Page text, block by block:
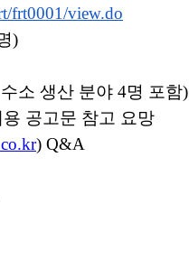
frt0001/view.do
)
소 생산 분야 4명 포함)
공고문 참고 요망
) Q&A